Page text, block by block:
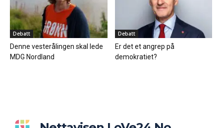
Debatt
Denne vesterålingen skal lede
MDG Nordland
Debatt
Er det et angrep på
demokratiet?